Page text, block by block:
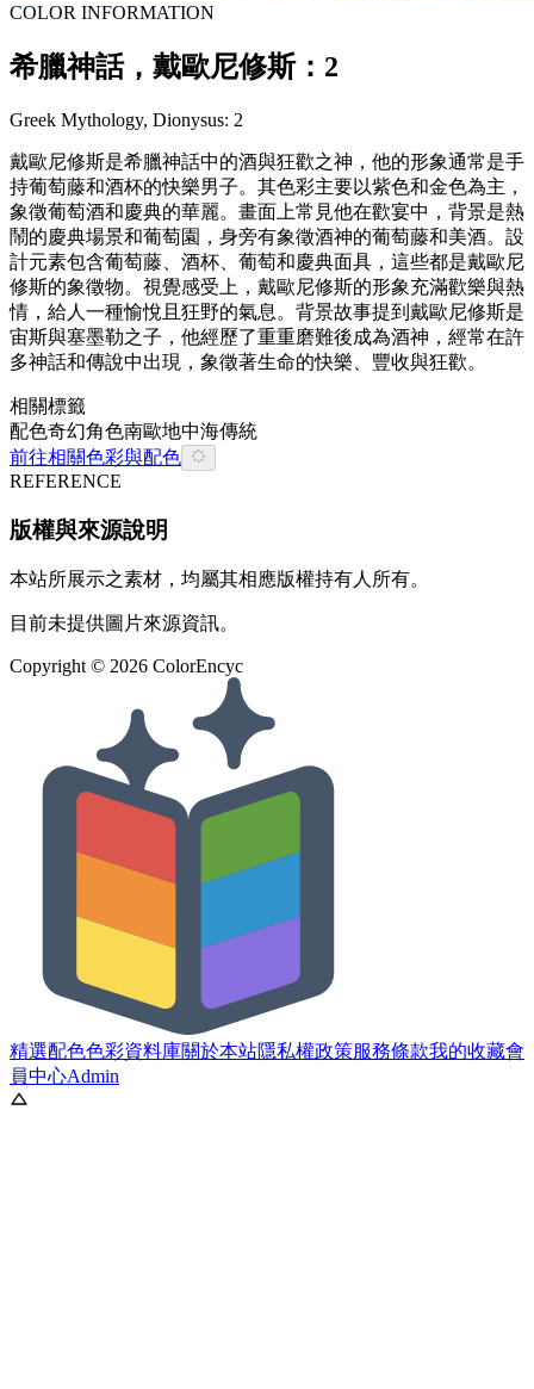
COLOR INFORMATION
希臘神話，戴歐尼修斯：2
Greek Mythology, Dionysus: 2
戴歐尼修斯是希臘神話中的酒與狂歡之神，他的形象通常是手
持葡萄藤和酒杯的快樂男子。其色彩主要以紫色和金色為主，
象徵葡萄酒和慶典的華麗。畫面上常見他在歡宴中，背景是熱
鬧的慶典場景和葡萄園，身旁有象徵酒神的葡萄藤和美酒。設
計元素包含葡萄藤、酒杯、葡萄和慶典面具，這些都是戴歐尼
修斯的象徵物。視覺感受上，戴歐尼修斯的形象充滿歡樂與熱
情，給人一種愉悅且狂野的氣息。背景故事提到戴歐尼修斯是
宙斯與塞墨勒之子，他經歷了重重磨難後成為酒神，經常在許
多神話和傳說中出現，象徵著生命的快樂、豐收與狂歡。
相關標籤
配色奇幻角色南歐地中海傳統
前往相關色彩與配色
REFERENCE
版權與來源說明
本站所展示之素材，均屬其相應版權持有人所有。
目前未提供圖片來源資訊。
Copyright © 2026 ColorEncyc
精選配色色彩資料庫關於本站隱私權政策服務條款我的收藏會
員中心Admin